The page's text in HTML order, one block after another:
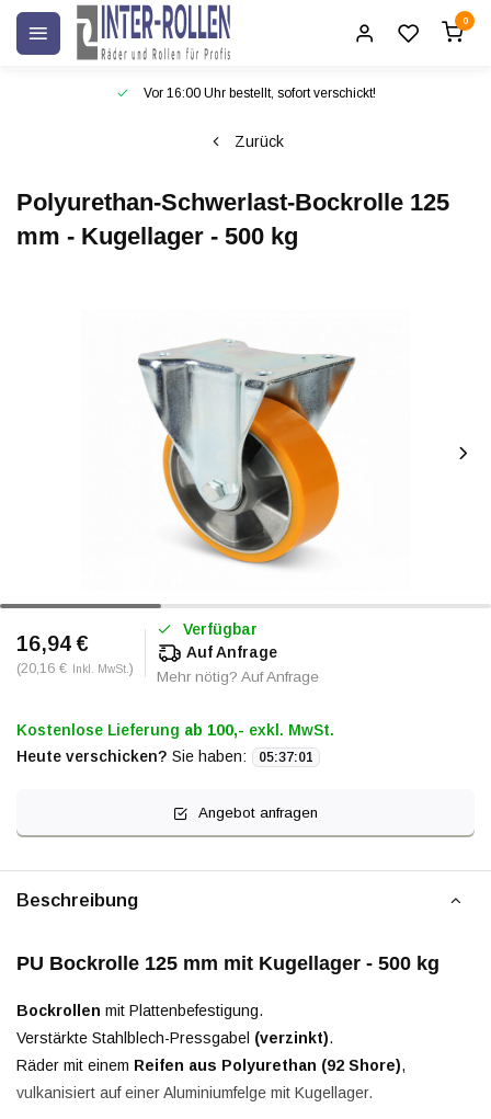
0
Vor 16:00 Uhr bestellt, sofort verschickt!
Zurück
Polyurethan-Schwerlast-Bockrolle 125
mm - Kugellager - 500 kg
16,94 €
(20,16 € Inkl. MwSt. )
Verfügbar
Auf Anfrage
Mehr nötig? Auf Anfrage
Kostenlose Lieferung ab 100,- exkl. MwSt.
Heute verschicken? Sie haben: 05:37:01
Angebot anfragen
Beschreibung
PU Bockrolle 125 mm mit Kugellager - 500 kg
Bockrollen mit Plattenbefestigung.
Verstärkte Stahlblech-Pressgabel (verzinkt).
Räder mit einem Reifen aus Polyurethan (92 Shore),
vulkanisiert auf einer Aluminiumfelge mit Kugellager.